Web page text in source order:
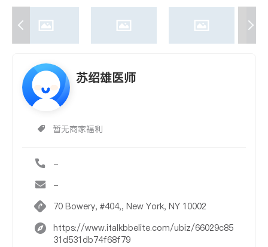
苏绍雄医师
暂无商家福利
-
-
70 Bowery, #404,, New York, NY 10002
https://www.italkbbelite.com/ubiz/66029c85
31d531db74f68f79